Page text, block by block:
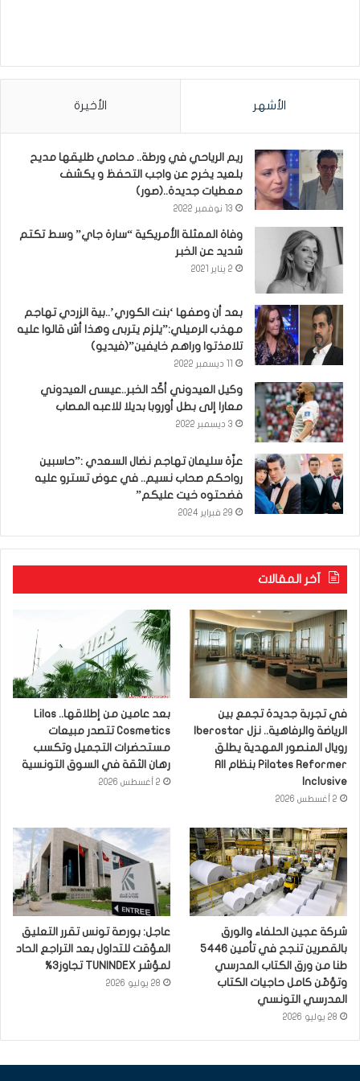
الأشهر الأخيرة
ريم الرياحي في ورطة.. محامي طليقها مديح
بلعيد يخرج عن واجب التحفظ و يكشف
معطيات جديدة..(صور)
13 نوفمبر 2022
وفاة الممثلة الأمريكية “سارة جاي” وسط تكتم
شديد عن الخبر
2 يناير 2021
بعد أن وصفها ‘بنت الكوري’..بية الزردي تهاجم
مهذب الرميلي:”يلزم يتربى وهذا أش قالوا عليه
تلامذتوا وراهم خايفين”(فيديو)
وكيل العيدوني أكّد الخبر..عيسى العيدوني
معارا إلى بطل أوروبا بديلا للاعبه المصاب
3 ديسمبر 2022
عزّة سليمان تهاجم نضال السعدي :”حاسبين
رواحكم صحاب نسيم.. في عوض تسترو عليه
فضحتوه خيت عليكم”
29 فبراير 2024
آخر المقالات
في تجربة جديدة تجمع بين
رويال المنصور المهدية يطلق
Pilates Reformer بنظام All
Inclusive
2 أغسطس 2026
بعد عامين من إطلاقها.. Lilas
Cosmetics تتصدر مبيعات
مستحضرات التجميل وتكسب
رهان الثقة في السوق التونسية
2 أغسطس 2026
شركة عجين الحلفاء والورق
بالقصرين تنجح في تأمين 5446
طنا من ورق الكتاب المدرسي
وتؤمّن كامل حاجيات الكتاب
المدرسي التونسي
28 يوليو 2026
عاجل: بورصة تونس تقرر التعليق
المؤقت للتداول بعد التراجع الحاد
لمؤشر TUNINDEX تجاوز3%
28 يوليو 2026